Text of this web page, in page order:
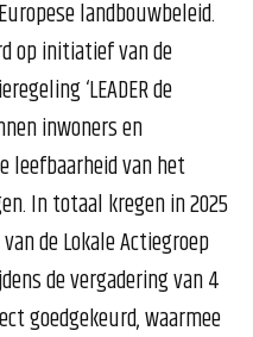
landbouwbeleid.
op initiatief van de
‘LEADER de
inwoners en
leefbaarheid van het
In totaal kregen in 2025
de Lokale Actiegroep
de vergadering van 4
goedgekeurd, waarmee